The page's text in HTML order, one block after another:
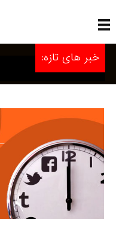
خبر های تازه: